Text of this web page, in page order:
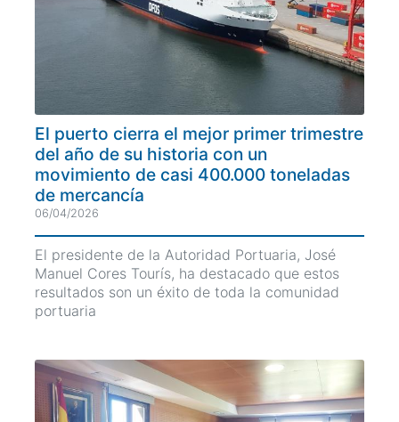
El puerto cierra el mejor primer trimestre
del año de su historia con un
movimiento de casi 400.000 toneladas
de mercancía
06/04/2026
El presidente de la Autoridad Portuaria, José
Manuel Cores Tourís, ha destacado que estos
resultados son un éxito de toda la comunidad
portuaria